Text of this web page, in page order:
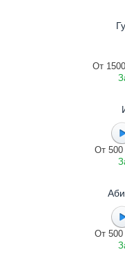
От
От 500
От 500